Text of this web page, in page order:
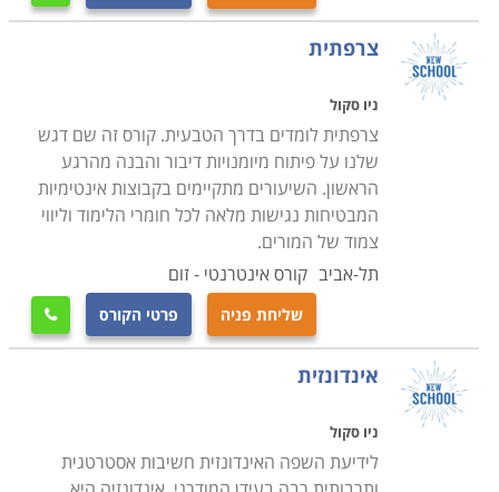
צרפתית
ניו סקול
צרפתית לומדים בדרך הטבעית. קורס זה שם דגש
שלנו על פיתוח מיומנויות דיבור והבנה מהרגע
הראשון. השיעורים מתקיימים בקבוצות אינטימיות
המבטיחות נגישות מלאה לכל חומרי הלימוד וליווי
צמוד של המורים.
תל-אביב קורס אינטרנטי - זום
שליחת פניה פרטי הקורס 
אינדונזית
ניו סקול
לידיעת השפה האינדונזית חשיבות אסטרטגית